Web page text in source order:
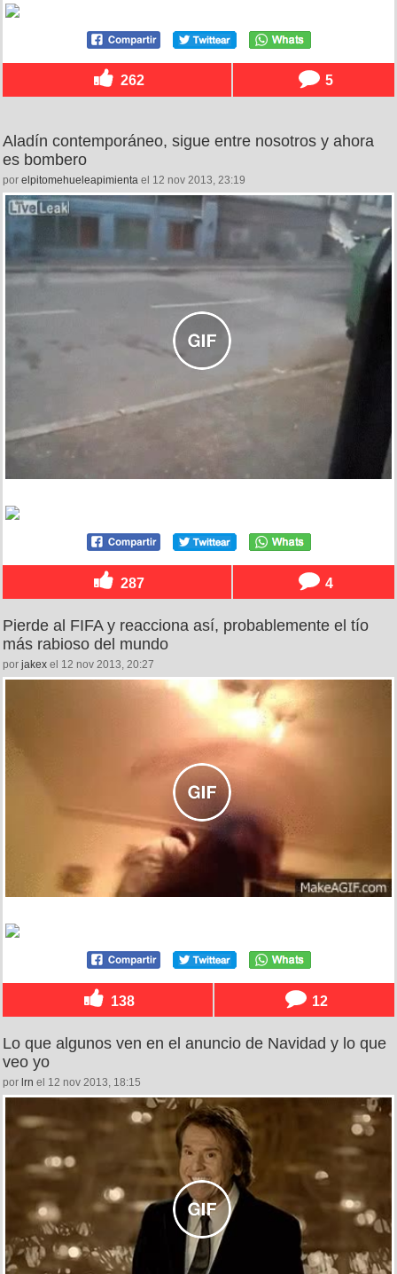
262 5
Aladín contemporáneo, sigue entre nosotros y ahora
es bombero
por elpitomehueleapimienta el 12 nov 2013, 23:19
287 4
Pierde al FIFA y reacciona así, probablemente el tío
más rabioso del mundo
por jakex el 12 nov 2013, 20:27
138 12
Lo que algunos ven en el anuncio de Navidad y lo que
veo yo
por lrn el 12 nov 2013, 18:15